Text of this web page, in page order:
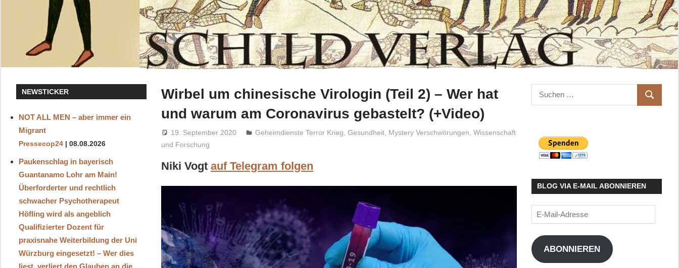
Wirbel um chinesische Virologin (Teil 2) – Wer hat
und warum am Coronavirus gebastelt? (+Video)
19. September 2020 Niki Vogt
Geheimdienste Terror Krieg Gesundheit, Mystery Verschwörungen Wissenschaft
und Forschung
Niki Vogtauf Telegram folgen
NEWSTICKER
NOT ALL MEN – aber immer ein
Migrant
Pressecop24 08.08.2026
Paukenschlag in bayerisch
Guantanamo Lohr am Main!
Überforderter und rechtlich
schwacher Psychotherapeut
Höfling wird als angeblich
Qualifizierter Dozent für
praxisnahe Weiterbildung der Uni
Würzburg eingesetzt! – Wer dies
liest, verliert den Glauben an die
Suchen
nach:
SUCHEN
BLOG VIA E-MAIL ABONNIEREN
E-
Mail-
Adresse
ABONNIEREN